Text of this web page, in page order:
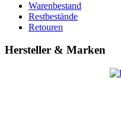
Warenbestand
Restbestände
Retouren
Hersteller & Marken